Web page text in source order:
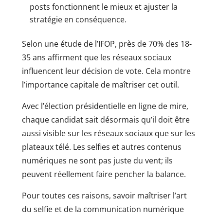
posts fonctionnent le mieux et ajuster la
stratégie en conséquence.
Selon une étude de l’IFOP, près de 70% des 18-
35 ans affirment que les réseaux sociaux
influencent leur décision de vote. Cela montre
l’importance capitale de maîtriser cet outil.
Avec l’élection présidentielle en ligne de mire,
chaque candidat sait désormais qu’il doit être
aussi visible sur les réseaux sociaux que sur les
plateaux télé. Les selfies et autres contenus
numériques ne sont pas juste du vent; ils
peuvent réellement faire pencher la balance.
Pour toutes ces raisons, savoir maîtriser l’art
du selfie et de la communication numérique